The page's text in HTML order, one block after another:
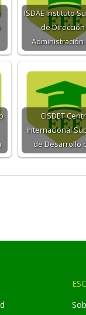
ISDAE Instituto
de Dirección
Administración
CISDET
Internacional
de Desarrollo